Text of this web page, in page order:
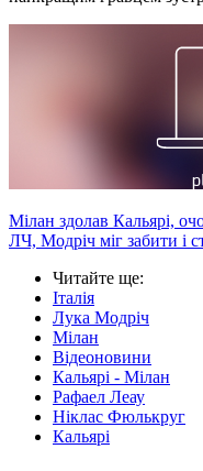
Мілан здолав Кальярі,
ЛЧ, Модріч міг забити і
Читайте ще:
Італія
Лука Модріч
Мілан
Відеоновини
Кальярі - Мілан
Рафаел Леау
Ніклас Фюлькруг
Кальярі